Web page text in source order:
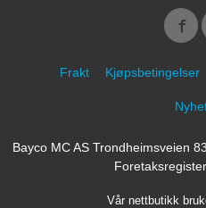
Frakt Kjøpsbetingelser
Bayco MC AS Trondheimsveien
Vår nettbutikk